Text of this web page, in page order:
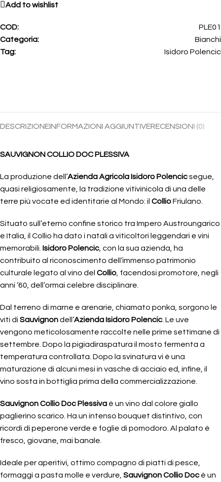
Add to wishlist
COD:
PLE01
Categoria:
Bianchi
Tag:
Isidoro Polencic
DESCRIZIONEINFORMAZIONI AGGIUNTIVERECENSIONI (0)
SAUVIGNON COLLIO DOC PLESSIVA
La produzione dell’Azienda Agricola Isidoro Polencicsegue,
quasi religiosamente, la tradizione vitivinicola di una delle
terre più vocate ed identitarie al Mondo: il CollioFriulano.
Situato sull’eterno confine storico tra Impero Austroungarico
e Italia, il Collio ha dato i natali a viticoltori leggendari e vini
memorabili. Isidoro Polencic , con la sua azienda, ha
contribuito al riconoscimento dell’immenso patrimonio
culturale legato al vino del Collio , facendosi promotore, negli
anni ’60, dell’ormai celebre disciplinare.
Dal terreno di marne e arenarie, chiamato ponka, sorgono le
viti di Sauvignondell’Azienda Isidoro Polencic . Le uve
vengono meticolosamente raccolte nelle prime settimane di
settembre. Dopo la pigiadiraspatura il mosto fermenta a
temperatura controllata. Dopo la svinatura vi è una
maturazione di alcuni mesi in vasche di acciaio ed, infine, il
vino sosta in bottiglia prima della commercializzazione.
Sauvignon Collio Doc Plessiva è un vino dal colore giallo
paglierino scarico. Ha un intenso bouquet distintivo, con
ricordi di peperone verde e foglie di pomodoro. Al palato è
fresco, giovane, mai banale.
Ideale per aperitivi, ottimo compagno di piatti di pesce,
formaggi a pasta molle e verdure, Sauvignon Collio Doc è un